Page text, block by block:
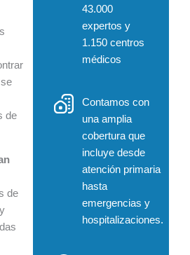
de
de
43.000
expertos y
1.150 centros
médicos
Contamos con
una amplia
cobertura que
incluye desde
atención primaria
hasta
emergencias y
hospitalizaciones.